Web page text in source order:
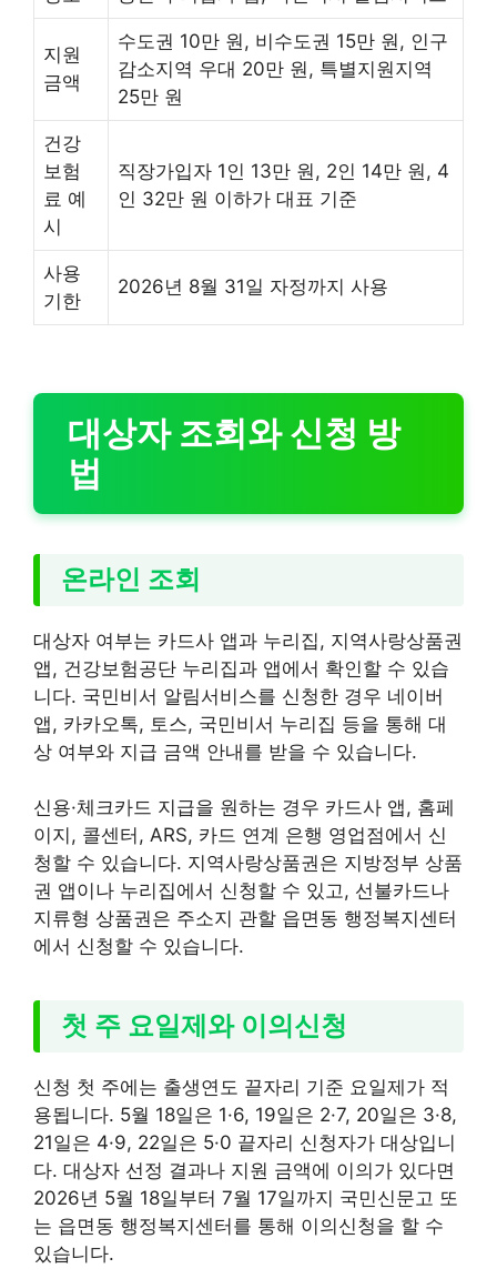
지원
금액
수도권 10만 원, 비수도권 15만 원, 인구
감소지역 우대 20만 원, 특별지원지역
25만 원
건강
보험
료 예
시
직장가입자 1인 13만 원, 2인 14만 원, 4
인 32만 원 이하가 대표 기준
사용
기한
2026년 8월 31일 자정까지 사용
대상자 조회와 신청 방
법
온라인 조회
대상자 여부는 카드사 앱과 누리집, 지역사랑상품권
앱, 건강보험공단 누리집과 앱에서 확인할 수 있습
니다. 국민비서 알림서비스를 신청한 경우 네이버
앱, 카카오톡, 토스, 국민비서 누리집 등을 통해 대
상 여부와 지급 금액 안내를 받을 수 있습니다.
신용·체크카드 지급을 원하는 경우 카드사 앱, 홈페
이지, 콜센터, ARS, 카드 연계 은행 영업점에서 신
청할 수 있습니다. 지역사랑상품권은 지방정부 상품
권 앱이나 누리집에서 신청할 수 있고, 선불카드나
지류형 상품권은 주소지 관할 읍면동 행정복지센터
에서 신청할 수 있습니다.
첫 주 요일제와 이의신청
신청 첫 주에는 출생연도 끝자리 기준 요일제가 적
용됩니다. 5월 18일은 1·6, 19일은 2·7, 20일은 3·8,
21일은 4·9, 22일은 5·0 끝자리 신청자가 대상입니
다. 대상자 선정 결과나 지원 금액에 이의가 있다면
2026년 5월 18일부터 7월 17일까지 국민신문고 또
는 읍면동 행정복지센터를 통해 이의신청을 할 수
있습니다.